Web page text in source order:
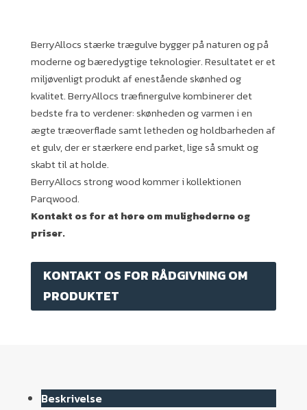
BerryAllocs stærke trægulve bygger på naturen og på
moderne og bæredygtige teknologier. Resultatet er et
miljøvenligt produkt af enestående skønhed og
kvalitet. BerryAllocs træfinergulve kombinerer det
bedste fra to verdener: skønheden og varmen i en
ægte træoverflade samt letheden og holdbarheden af
et gulv, der er stærkere end parket, lige så smukt og
skabt til at holde.
BerryAllocs strong wood kommer i kollektionen
Parqwood.
Kontakt os for at høre om mulighederne og
priser.
KONTAKT OS FOR RÅDGIVNING OM
PRODUKTET
Beskrivelse